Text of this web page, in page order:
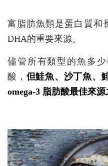
富脂肪魚類是蛋白質和
DHA的重要來源。
儘管所有類型的魚多少
酸， 但鮭魚、沙丁魚、
omega-3 脂肪酸最佳來源